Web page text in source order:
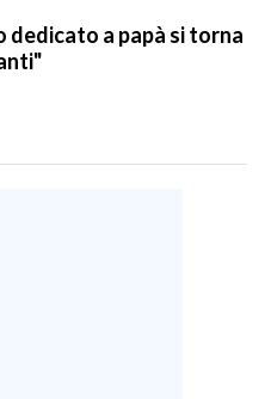
dedicato a papà si torna